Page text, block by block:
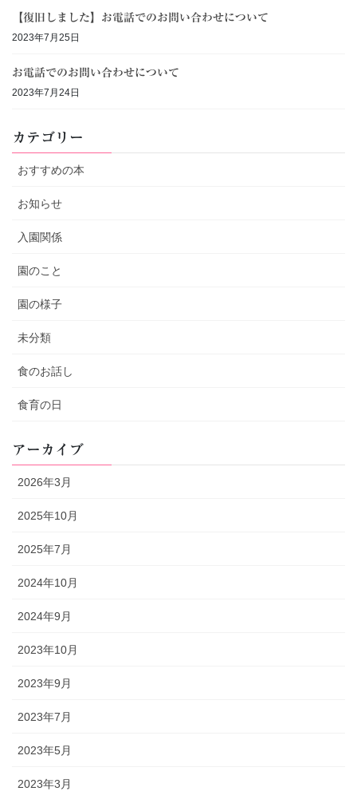
【復旧しました】お電話でのお問い合わせについて
2023年7月25日
お電話でのお問い合わせについて
2023年7月24日
カテゴリー
おすすめの本
お知らせ
入園関係
園のこと
園の様子
未分類
食のお話し
食育の日
アーカイブ
2026年3月
2025年10月
2025年7月
2024年10月
2024年9月
2023年10月
2023年9月
2023年7月
2023年5月
2023年3月